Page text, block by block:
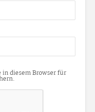
diesem Browser für